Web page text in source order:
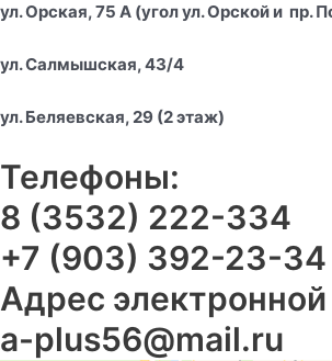
ул. Орская, 75 А (угол ул. Орской и пр.
ул. Салмышская, 43/4
ул. Беляевская, 29 (2 этаж)
Телефоны:
8 (3532) 222-334
+7 (903) 392-23-34
Адрес
a-plus56@mail.ru